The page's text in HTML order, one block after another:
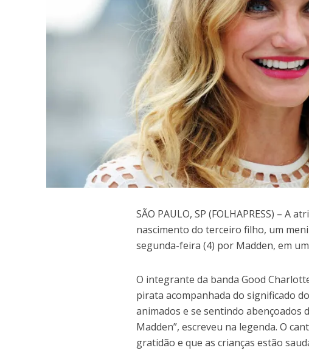
SÃO PAULO, SP (FOLHAPRESS) – A
nascimento do terceiro filho, um
segunda-feira (4) por Madden, em
O integrante da banda Good
pirata acompanhada do significado
animados e se sentindo
Madden”, escreveu na legenda. O
gratidão e que as crianças estão